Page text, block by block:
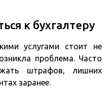
к бухгалтеру
услугами стоит не
проблема. Часто
штрафов, лишних
заранее.